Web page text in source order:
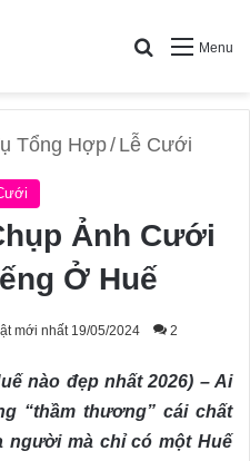
Menu
Search for
Tổng Hợp/ Lễ Cưới
Ảnh Cưới
Ở Huế
mới nhất 19/05/2024 2
nào đẹp nhất 2026) – Ai
“thầm thương” cái chất
người mà chỉ có một Huế